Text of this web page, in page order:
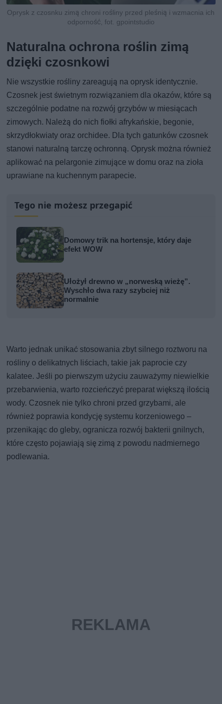
Oprysk z czosnku zimą chroni rośliny przed pleśnią i wzmacnia ich
odporność, fot. gpointstudio
Naturalna ochrona roślin zimą
dzięki czosnkowi
Nie wszystkie rośliny zareagują na oprysk identycznie.
Czosnek jest świetnym rozwiązaniem dla okazów, które są
szczególnie podatne na rozwój grzybów w miesiącach
zimowych. Należą do nich fiołki afrykańskie, begonie,
skrzydłokwiaty oraz orchidee. Dla tych gatunków czosnek
stanowi naturalną tarczę ochronną. Oprysk można również
aplikować na pelargonie zimujące w domu oraz na zioła
uprawiane na kuchennym parapecie.
Tego nie możesz przegapić
Domowy trik na hortensje, który daje
efekt WOW
Ułożył drewno w „norweską wieżę”.
Wyschło dwa razy szybciej niż
normalnie
Warto jednak unikać stosowania zbyt silnego roztworu na
rośliny o delikatnych liściach, takie jak paprocie czy
kalatee. Jeśli po pierwszym użyciu zauważymy niewielkie
przebarwienia, warto rozcieńczyć preparat większą ilością
wody. Czosnek nie tylko chroni przed grzybami, ale
również poprawia kondycję systemu korzeniowego –
przenikając do gleby, ogranicza rozwój bakterii gnilnych,
które często pojawiają się zimą z powodu nadmiernego
podlewania.